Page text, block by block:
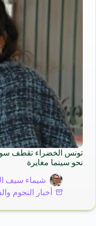
تونس الخضراء تقطف
نحو سينما مغايرة
شيماء سيف
أخبار النجوم